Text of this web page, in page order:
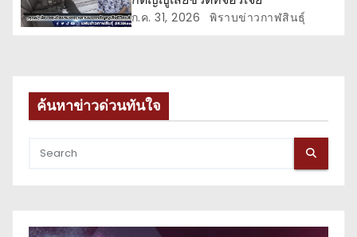
ก.ค. 31, 2026 พิราบข่าวกาฬสินธุ์
ค้นหาข่าวด่วนทันใจ